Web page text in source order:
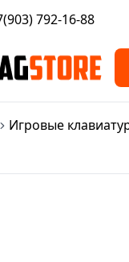
792-16-88
Игровые